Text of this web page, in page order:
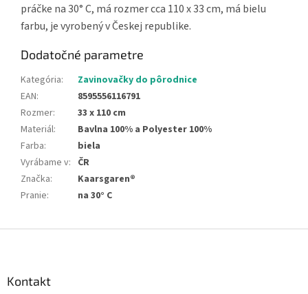
práčke na 30° C, má rozmer cca 110 x 33 cm, má bielu
farbu, je vyrobený v Českej republike.
Dodatočné parametre
Kategória:
Zavinovačky do pôrodnice
EAN:
8595556116791
Rozmer:
33 x 110 cm
Materiál:
Bavlna 100% a Polyester 100%
Farba:
biela
Vyrábame v: ČR
Značka:
Kaarsgaren®
Pranie: na 30° C
Kontakt